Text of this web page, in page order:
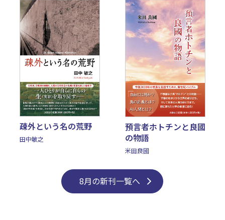
疎外という名の荒野
田中敏之
預言者ホトチンと良國
の物語
米田良國
8月の新刊一覧へ